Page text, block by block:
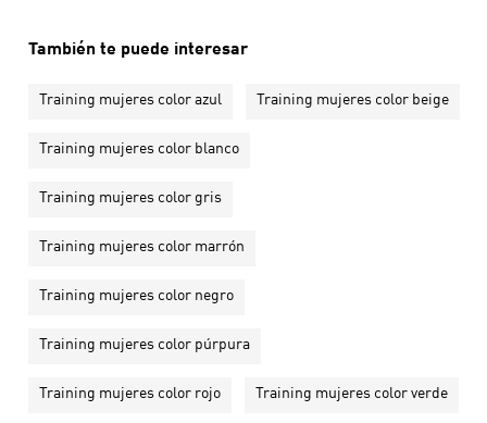
También te puede interesar
Training mujeres color azul Training mujeres color beige
Training mujeres color blanco
Training mujeres color gris
Training mujeres color marrón
Training mujeres color negro
Training mujeres color púrpura
Training mujeres color rojo Training mujeres color verde